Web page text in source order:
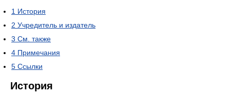
1 История
2 Учредитель и издатель
3 См. также
4 Примечания
5 Ссылки
История